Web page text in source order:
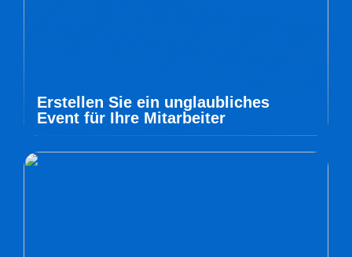
Erstellen Sie ein unglaubliches
Event für Ihre Mitarbeiter